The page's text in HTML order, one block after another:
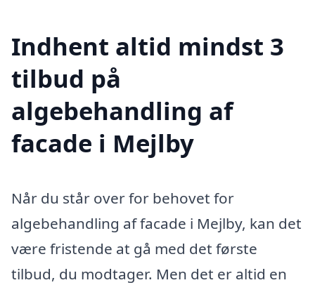
Indhent altid mindst 3
tilbud på
algebehandling af
facade i Mejlby
Når du står over for behovet for
algebehandling af facade i Mejlby, kan det
være fristende at gå med det første
tilbud, du modtager. Men det er altid en